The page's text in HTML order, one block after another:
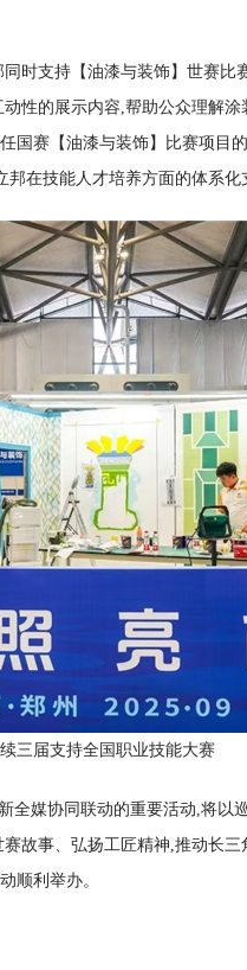
时支持【油漆与装饰】世赛比
性的展示内容,帮助公众理解涂
国赛【油漆与装饰】比赛项目
在技能人才培养方面的体系化
三届支持全国职业技能大赛
全媒协同联动的重要活动,将以
故事、弘扬工匠精神,推动长三
顺利举办。